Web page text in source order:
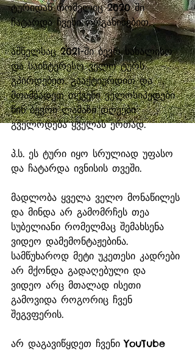
ტურიდან რომელიც 2020 ში
ჩატარდა ჩვენი ორგანიზებით.
ამწელსაც 2021-ში ბევრ სახალისო
და საინტერესო ველო ტურს
გპირდებით. გააქტიურდით და
მოამზადეთ თქვენი ველოსიპედები
წინ ბევრი ლამაზი დღეები
გველოდება ყველას ერთად.
პ.ს. ეს ტური იყო სრულიად უფასო
და ჩატარდა ივნისის თვეში.
მადლობა ყველა ველო მონაწილეს
და მინდა არ გამომრჩეს თეა
სუბელიანი რომელმაც შემახსენა
ვიდეო დამემონტაჟებინა.
სამწუხაროდ მეტი უკეთესი კადრები
არ მქონდა გადაღებული და
ვიდეო არც მთალად ისეთი
გამოვიდა როგორიც ჩვენ
შეგვფერის.
არ დაგავიწყდეთ ჩვენი YouTube